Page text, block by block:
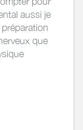
aussi je
que